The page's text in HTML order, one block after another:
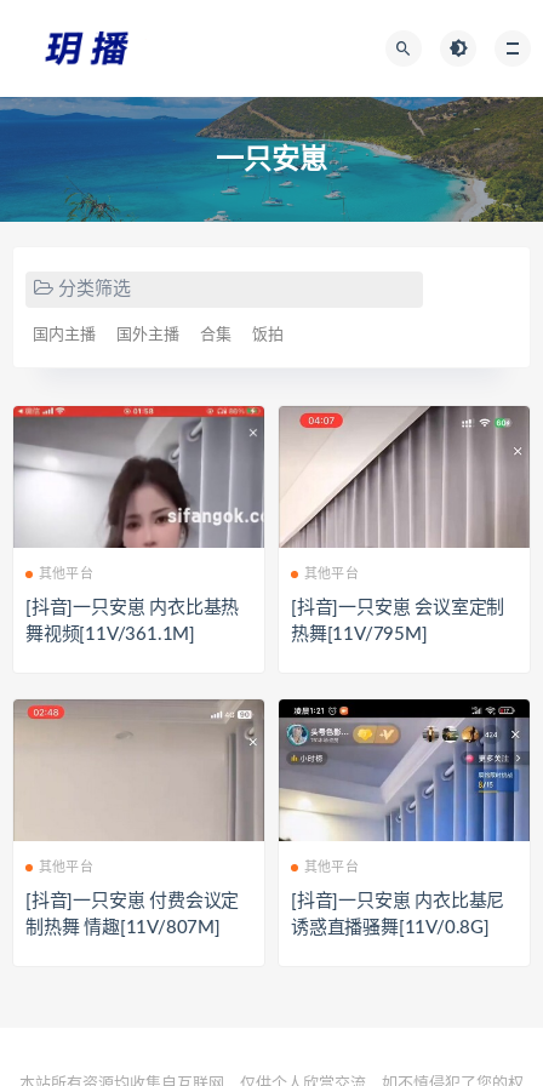
一只安崽
分类筛选
国内主播 国外主播 合集 饭拍
其他平台
[抖音]一只安崽 内衣比基热
舞视频[11V/361.1M]
其他平台
[抖音]一只安崽 会议室定制
热舞[11V/795M]
其他平台
[抖音]一只安崽 付费会议定
制热舞 情趣[11V/807M]
其他平台
[抖音]一只安崽 内衣比基尼
诱惑直播骚舞[11V/0.8G]